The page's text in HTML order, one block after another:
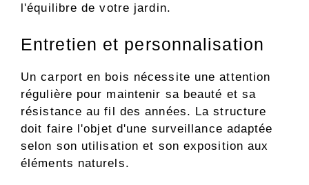
l'équilibre de votre jardin.
Entretien et personnalisation
Un carport en bois nécessite une attention
régulière pour maintenir sa beauté et sa
résistance au fil des années. La structure
doit faire l'objet d'une surveillance adaptée
selon son utilisation et son exposition aux
éléments naturels.